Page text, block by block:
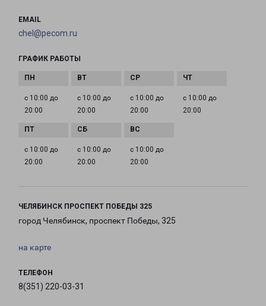
EMAIL
chel@pecom.ru
ГРАФИК РАБОТЫ
с 10:00 до
20:00
с 10:00 до
20:00
с 10:00 до
20:00
с 10:00 до
20:00
с 10:00 до
20:00
с 10:00 до
20:00
с 10:00 до
20:00
ЧЕЛЯБИНСК ПРОСПЕКТ ПОБЕДЫ 325
город Челябинск, проспект Победы, 325
на карте
ТЕЛЕФОН
8(351) 220-03-31